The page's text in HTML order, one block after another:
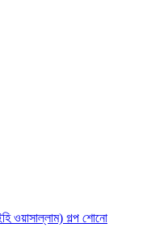
ওয়াসাল্লাম) গল্প শোনো